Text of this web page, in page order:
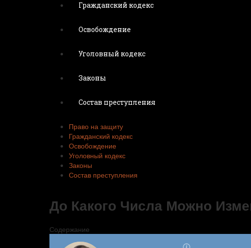
Гражданский кодекс
Освобождение
Уголовный кодекс
Законы
Состав преступления
Право на защиту
Гражданский кодекс
Освобождение
Уголовный кодекс
Законы
Состав преступления
До Какого Числа Можно
Содержание